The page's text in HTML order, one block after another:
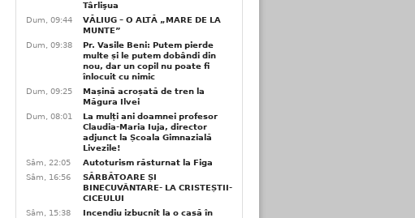
Târlişua
Dum, 09:44
VĂLIUG – O ALTĂ „MARE DE LA
MUNTE”
Dum, 09:38
Pr. Vasile Beni: Putem pierde
multe și le putem dobândi din
nou, dar un copil nu poate fi
înlocuit cu nimic
Dum, 09:25
Mașină acroșată de tren la
Măgura Ilvei
Dum, 08:01
La mulți ani doamnei profesor
Claudia-Maria Iuja, director
adjunct la Școala Gimnazială
Livezile!
Sâm, 22:05
Autoturism răsturnat la Figa
Sâm, 16:56
SĂRBĂTOARE ȘI
BINECUVÂNTARE- LA CRISTEȘTII-
CICEULUI
Sâm, 15:38
Incendiu izbucnit la o casă în